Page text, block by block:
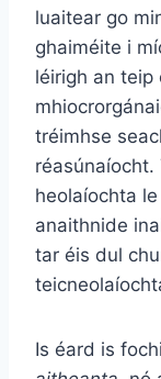
luaitear go
ghaiméite i
léirigh an
tréimhse
heolaíochta
anaithnide
tar éis dul
Is éard is